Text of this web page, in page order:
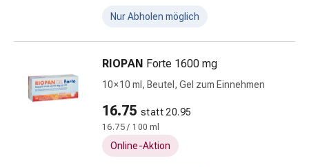
Homöopathie
Schüssler
Salz
Anthroposophika
Harnwegsbeschwerden
Nur Abholen möglich
RIOPAN Forte 1600 mg
10 × 10 ml, Beutel, Gel zum Einnehmen
16.75 statt 20.95
16.75 / 100 ml
Online-Aktion